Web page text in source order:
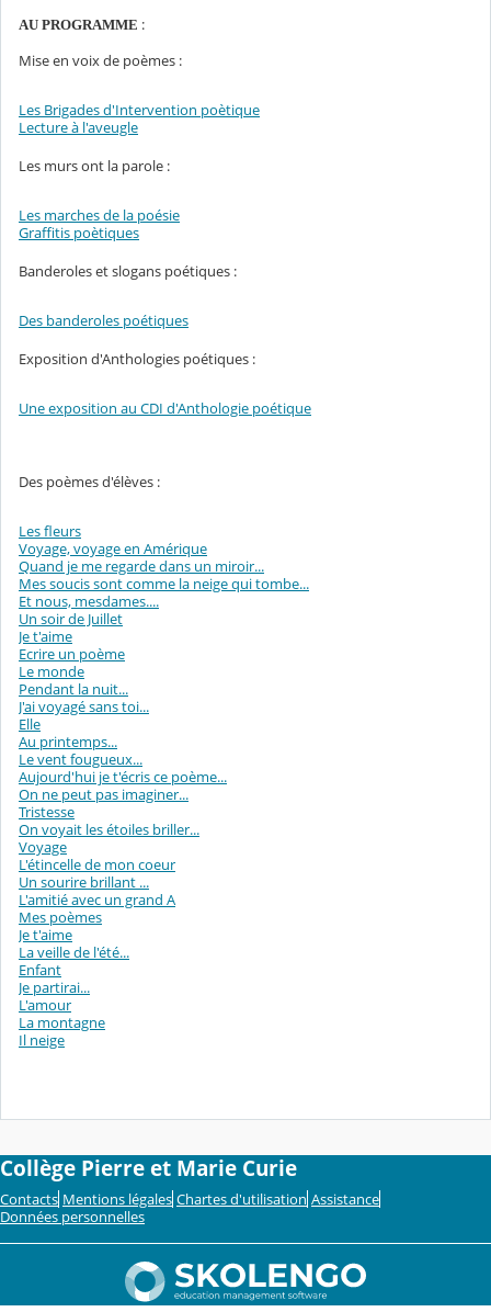
AU PROGRAMME :
Mise en voix de poèmes :
Les Brigades d'Intervention poètique
Lecture à l'aveugle
Les murs ont la parole :
Les marches de la poésie
Graffitis poètiques
Banderoles et slogans poétiques :
Des banderoles poétiques
Exposition d'Anthologies poétiques :
Une exposition au CDI d'Anthologie poétique
Des poèmes d'élèves :
Les fleurs
Voyage, voyage en Amérique
Quand je me regarde dans un miroir...
Mes soucis sont comme la neige qui tombe...
Et nous, mesdames....
Un soir de Juillet
Je t'aime
Ecrire un poème
Le monde
Pendant la nuit...
J'ai voyagé sans toi...
Elle
Au printemps...
Le vent fougueux...
Aujourd'hui je t'écris ce poème...
On ne peut pas imaginer...
Tristesse
On voyait les étoiles briller...
Voyage
L'étincelle de mon coeur
Un sourire brillant ...
L'amitié avec un grand A
Mes poèmes
Je t'aime
La veille de l'été...
Enfant
Je partirai...
L'amour
La montagne
Il neige
Collège Pierre et Marie Curie
Contacts Mentions légales Chartes d'utilisation Assistance
Données personnelles